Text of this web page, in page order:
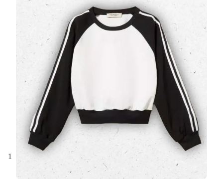
Nero con Righe Sportive
(0 Valutazioni)
Twinset
Maglioni e Felpe Ragazza
Un perfetto connubio tra attitudine urban-sport e
dettagli di classe: la
felpa color block firmata
Twinsetridefinisce il concetto di…
79,00 € 55,30 €
1 prossima ultima